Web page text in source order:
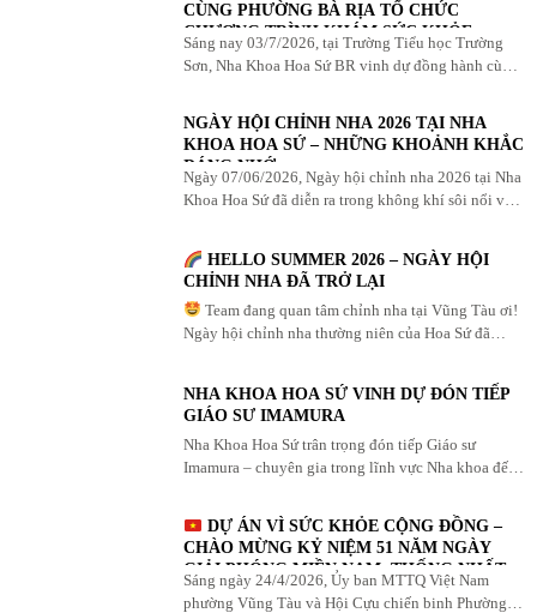
CÙNG PHƯỜNG BÀ RỊA TỔ CHỨC
CHƯƠNG TRÌNH KHÁM SỨC KHỎE
RĂNG MIỆNG CỘNG ĐỒNG
Sáng nay 03/7/2026, tại Trường Tiểu học Trường
Sơn, Nha Khoa Hoa Sứ BR vinh dự đồng hành cùng
phường ...
NGÀY HỘI CHỈNH NHA 2026 TẠI NHA
KHOA HOA SỨ – NHỮNG KHOẢNH KHẮC
ĐÁNG NHỚ
Ngày 07/06/2026, Ngày hội chỉnh nha 2026 tại Nha
Khoa Hoa Sứ đã diễn ra trong không khí sôi nổi với
HELLO SUMMER 2026 – NGÀY HỘI
CHỈNH NHA ĐÃ TRỞ LẠI
Team đang quan tâm chỉnh nha tại Vũng Tàu ơi!
Ngày hội chỉnh nha thường niên của Hoa Sứ đã
NHA KHOA HOA SỨ VINH DỰ ĐÓN TIẾP
GIÁO SƯ IMAMURA
Nha Khoa Hoa Sứ trân trọng đón tiếp Giáo sư
Imamura – chuyên gia trong lĩnh vực Nha khoa đến
DỰ ÁN VÌ SỨC KHỎE CỘNG ĐỒNG –
CHÀO MỪNG KỶ NIỆM 51 NĂM NGÀY
GIẢI PHÓNG MIỀN NAM, THỐNG NHẤT
ĐẤT NƯỚC (30/4/1975 – 30/4/2026)
Sáng ngày 24/4/2026, Ủy ban MTTQ Việt Nam
phường Vũng Tàu và Hội Cựu chiến binh Phường